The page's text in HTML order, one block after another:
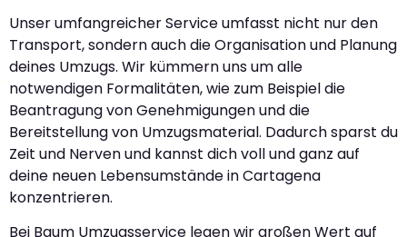
Unser umfangreicher Service umfasst nicht nur den
Transport, sondern auch die Organisation und Planung
deines Umzugs. Wir kümmern uns um alle
notwendigen Formalitäten, wie zum Beispiel die
Beantragung von Genehmigungen und die
Bereitstellung von Umzugsmaterial. Dadurch sparst du
Zeit und Nerven und kannst dich voll und ganz auf
deine neuen Lebensumstände in Cartagena
konzentrieren.
Bei Baum Umzugsservice legen wir großen Wert auf